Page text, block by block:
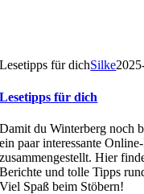
Lesetipps für dichSilke
Lesetipps für dich
Damit du Winterberg noch
ein paar interessante
zusammengestellt. Hier
Berichte und tolle Tipps
Viel Spaß beim Stöbern!